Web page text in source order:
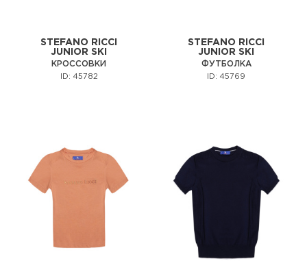
STEFANO RICCI
JUNIOR SKI
КРОССОВКИ
ID: 45782
STEFANO RICCI
JUNIOR SKI
ФУТБОЛКА
ID: 45769